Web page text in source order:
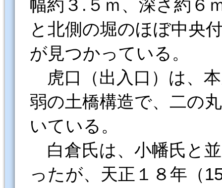
幅約３.５ｍ、深さ約６
と北側の堀のほぼ中央
が見つかっている。
虎口（出入口）は、
弱の土橋構造で、二の
いている。
白倉氏は、小幡氏と
ったが、天正１８年（